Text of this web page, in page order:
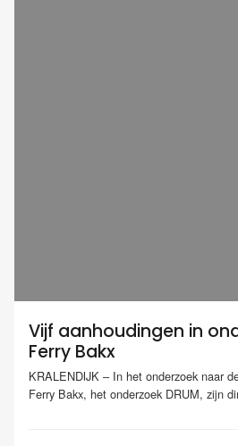
Vijf aanhoudingen in
Ferry Bakx
KRALENDIJK – In het onderzoek naar
Ferry Bakx, het onderzoek DRUM, zijn